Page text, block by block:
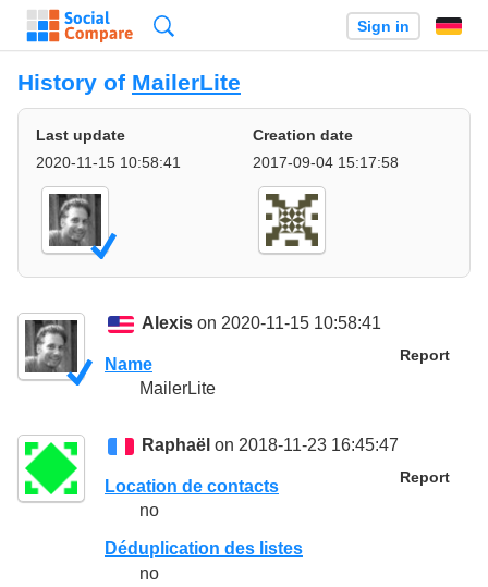
Sign in
History of MailerLite
Last update
2020-11-15 10:58:41
Creation date
2017-09-04 15:17:58
Alexis on 2020-11-15 10:58:41
Report
Name
MailerLite
Raphaël on 2018-11-23 16:45:47
Report
Location de contacts
no
Déduplication des listes
no